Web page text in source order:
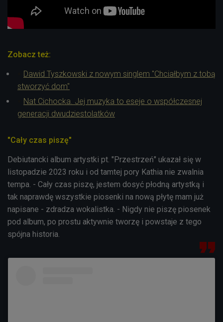
Zobacz też:
Dawid Tyszkowski z nowym singlem "Chciałbym z tobą
stworzyć dom"
Nat Cichocka. Jej muzyka to eseje o współczesnej
generacji dwudziestolatków
"Cały czas piszę"
Debiutancki album artystki pt. "Przestrzeń" ukazał się w
listopadzie 2023 roku i od tamtej pory Kathia nie zwalnia
tempa. - Cały czas piszę, jestem dosyć płodną artystką i
tak naprawdę wszystkie piosenki na nową płytę mam już
napisane - zdradza wokalistka. - Nigdy nie piszę piosenek
pod album, po prostu aktywnie tworzę i powstaje z tego
spójna historia.